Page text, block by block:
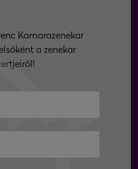
Kamarazenekar
a zenekar